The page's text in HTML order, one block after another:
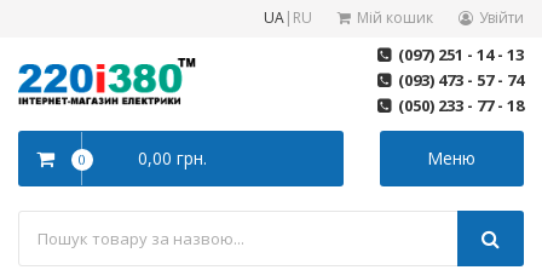
UA| RU Мій кошик Увійти
(097) 251 - 14 - 13
(093) 473 - 57 - 74
(050) 233 - 77 - 18
Меню
0 0,00 грн.